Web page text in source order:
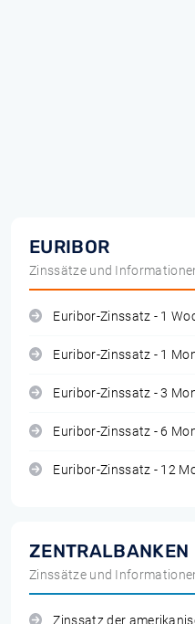
EURIBOR
Zinssätze und
Euribor-Zinssatz - 1
Euribor-Zinssatz - 1
Euribor-Zinssatz - 3
Euribor-Zinssatz - 6
Euribor-Zinssatz - 12
ZENTRALBANKEN
Zinssätze und
Zinssatz der